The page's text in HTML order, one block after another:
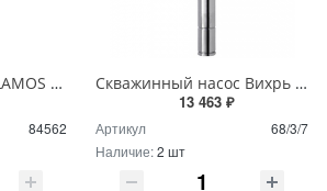
Насос скважин. BELAMOS 3TF-90/3 (кабель 50м/напор 90м/расход 50л/мин /Ø78мм
84562
Скважинный насос Вихрь СН-60 (d.75мм)
13 463 ₽
Артикул
68/3/7
Наличие:2 шт